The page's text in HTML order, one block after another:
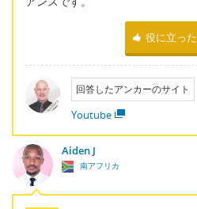
役に立った
回答したアンカーのサイト
Youtube
Aiden J
南アフリカ